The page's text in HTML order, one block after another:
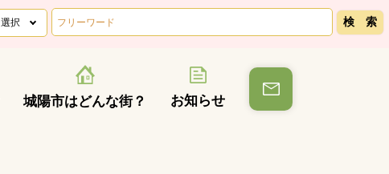
城陽市はどんな街？ お知らせ